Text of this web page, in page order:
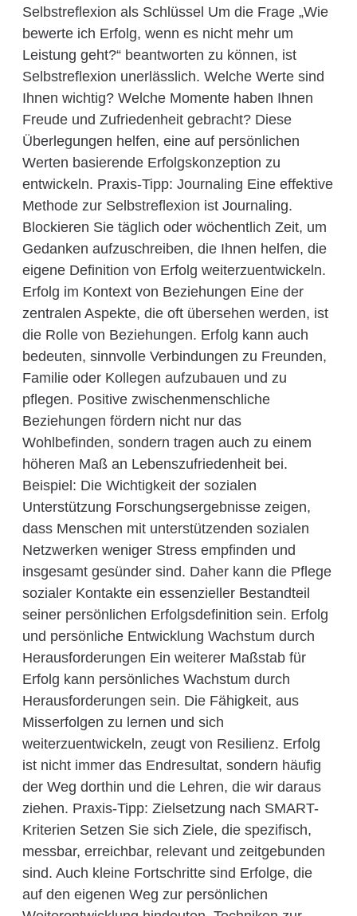
Selbstreflexion als Schlüssel Um die Frage „Wie
bewerte ich Erfolg, wenn es nicht mehr um
Leistung geht?“ beantworten zu können, ist
Selbstreflexion unerlässlich. Welche Werte sind
Ihnen wichtig? Welche Momente haben Ihnen
Freude und Zufriedenheit gebracht? Diese
Überlegungen helfen, eine auf persönlichen
Werten basierende Erfolgskonzeption zu
entwickeln. Praxis-Tipp: Journaling Eine effektive
Methode zur Selbstreflexion ist Journaling.
Blockieren Sie täglich oder wöchentlich Zeit, um
Gedanken aufzuschreiben, die Ihnen helfen, die
eigene Definition von Erfolg weiterzuentwickeln.
Erfolg im Kontext von Beziehungen Eine der
zentralen Aspekte, die oft übersehen werden, ist
die Rolle von Beziehungen. Erfolg kann auch
bedeuten, sinnvolle Verbindungen zu Freunden,
Familie oder Kollegen aufzubauen und zu
pflegen. Positive zwischenmenschliche
Beziehungen fördern nicht nur das
Wohlbefinden, sondern tragen auch zu einem
höheren Maß an Lebenszufriedenheit bei.
Beispiel: Die Wichtigkeit der sozialen
Unterstützung Forschungsergebnisse zeigen,
dass Menschen mit unterstützenden sozialen
Netzwerken weniger Stress empfinden und
insgesamt gesünder sind. Daher kann die Pflege
sozialer Kontakte ein essenzieller Bestandteil
seiner persönlichen Erfolgsdefinition sein. Erfolg
und persönliche Entwicklung Wachstum durch
Herausforderungen Ein weiterer Maßstab für
Erfolg kann persönliches Wachstum durch
Herausforderungen sein. Die Fähigkeit, aus
Misserfolgen zu lernen und sich
weiterzuentwickeln, zeugt von Resilienz. Erfolg
ist nicht immer das Endresultat, sondern häufig
der Weg dorthin und die Lehren, die wir daraus
ziehen. Praxis-Tipp: Zielsetzung nach SMART-
Kriterien Setzen Sie sich Ziele, die spezifisch,
messbar, erreichbar, relevant und zeitgebunden
sind. Auch kleine Fortschritte sind Erfolge, die
auf den eigenen Weg zur persönlichen